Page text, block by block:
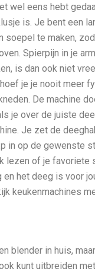
wel eens hebt
is. Je bent een
soepel te maken,
Spierpijn in je
is dan ook niet
je je nooit meer
De machine
je over de juiste
Je zet de
in op de gewenste
lezen of je favoriete
en het deeg is voor
keukenmachines
blender in huis,
kunt uitbreiden